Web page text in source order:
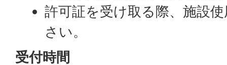
許可証を受け取る際、施設
さい。
受付時間